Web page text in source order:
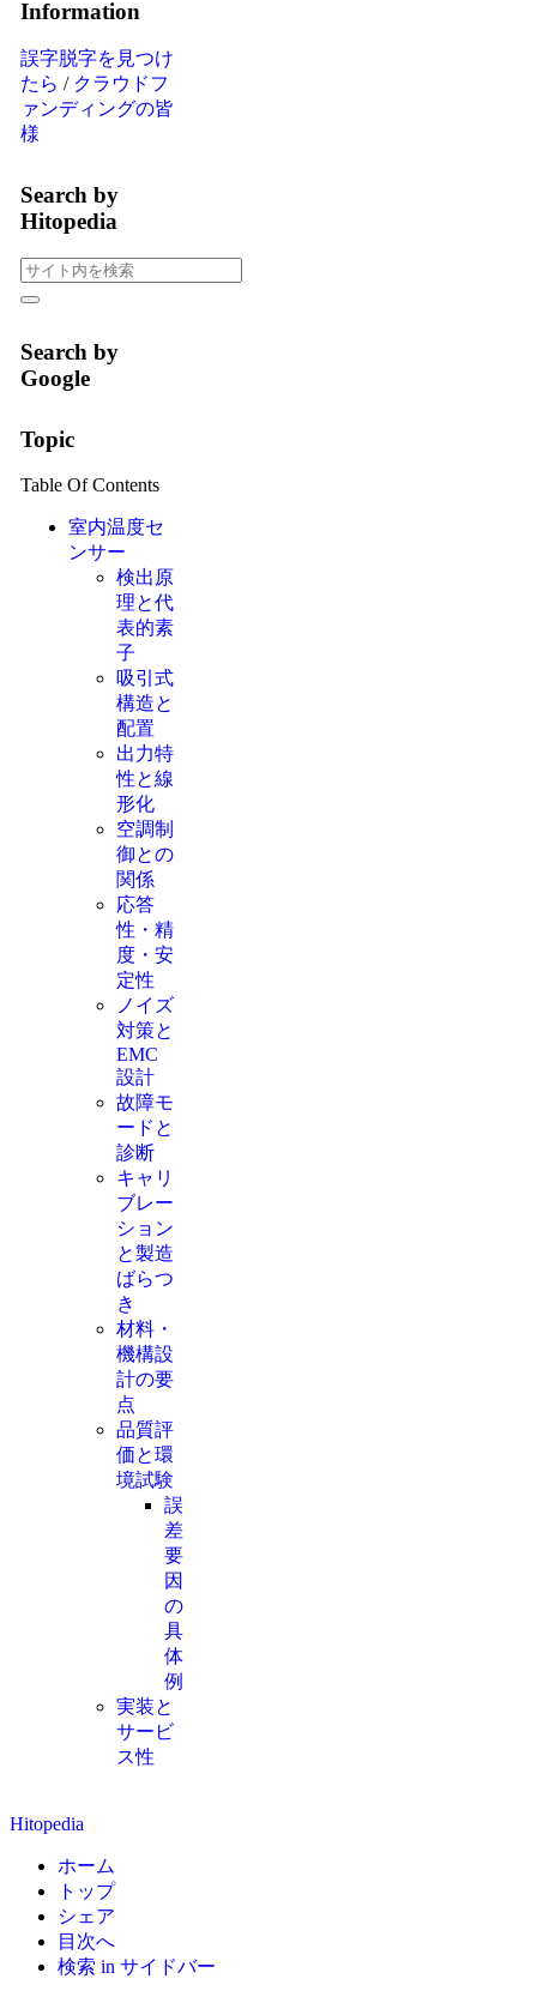
Information
誤字脱字を見つけ
たら / クラウドフ
ァンディングの皆
様
Search by
Hitopedia
Search by
Google
Topic
Table Of Contents
室内温度セ
ンサー
検出原
理と代
表的素
子
吸引式
構造と
配置
出力特
性と線
形化
空調制
御との
関係
応答
性・精
度・安
定性
ノイズ
対策と
EMC
設計
故障モ
ードと
診断
キャリ
ブレー
ション
と製造
ばらつ
き
材料・
機構設
計の要
点
品質評
価と環
境試験
誤
差
要
因
の
具
体
例
実装と
サービ
ス性
Hitopedia
ホーム
トップ
シェア
目次へ
検索 in サイドバー